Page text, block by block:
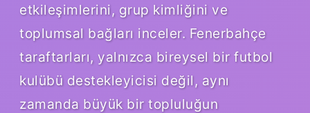
etkileşimlerini, grup kimliğini ve
toplumsal bağları inceler. Fenerbahçe
taraftarları, yalnızca bireysel bir futbol
kulübü destekleyicisi değil, aynı
zamanda büyük bir topluluğun